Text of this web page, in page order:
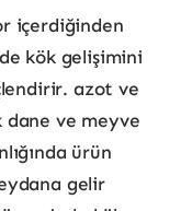
içerdiğinden
kök gelişimini
azot ve
dane ve meyve
ürün
gelir